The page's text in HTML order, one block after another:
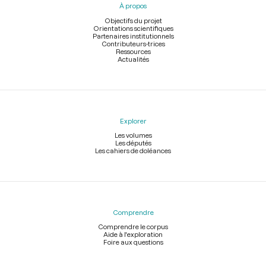
À propos
Objectifs du projet
Orientations scientifiques
Partenaires institutionnels
Contributeurs-trices
Ressources
Actualités
Explorer
Les volumes
Les députés
Les cahiers de doléances
Comprendre
Comprendre le corpus
Aide à l'exploration
Foire aux questions